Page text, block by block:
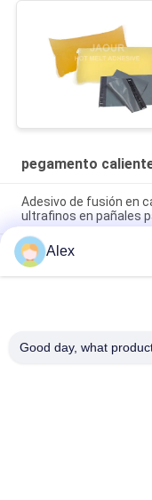
pegamento
Adesivo de fusión en
ultrafinos en pañales
Pegamento de fusión
Pegamento de
bebés
Premium Grade
Alex
Good day, what